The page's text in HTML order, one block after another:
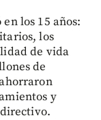
los 15 años:
los
de vida
de
y